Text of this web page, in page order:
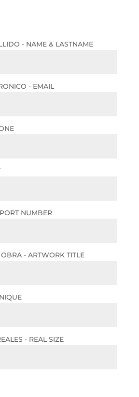
- NAME & LASTNAME
- EMAIL
NUMBER
- ARTWORK TITLE
- REAL SIZE